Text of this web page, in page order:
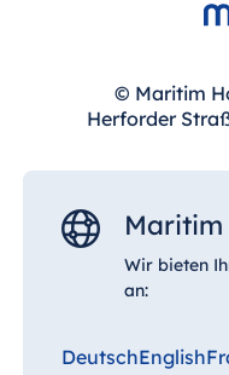
© Maritim
Herforder
Wir bieten
an:
DeutschEnglish